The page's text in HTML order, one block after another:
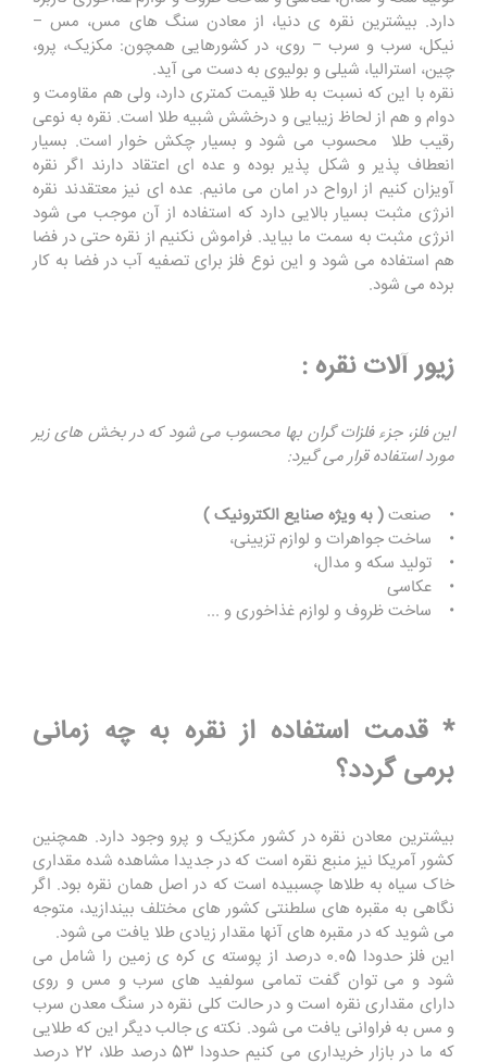
دارد. بیشترین نقره ی دنیا، از معادن سنگ های مس، مس –
نیکل، سرب و سرب – روی، در کشورهایی همچون: مکزیک، پرو،
چین، استرالیا، شیلی و بولیوی به دست می آید.
نقره با این که نسبت به طلا قیمت کمتری دارد، ولی هم مقاومت و
دوام و هم از لحاظ زیبایی و درخشش شبیه طلا است. نقره به نوعی
رقیب طلا محسوب می شود و بسیار چکش خوار است. بسیار
انعطاف پذیر و شکل پذیر بوده و عده ای اعتقاد دارند اگر نقره
آویزان کنیم از ارواح در امان می مانیم. عده ای نیز معتقدند نقره
انرژی مثبت بسیار بالایی دارد که استفاده از آن موجب می شود
انرژی مثبت به سمت ما بیاید. فراموش نکنیم از نقره حتی در فضا
هم استفاده می شود و این نوع فلز برای تصفیه آب در فضا به کار
برده می شود.
زیور آلات نقره :
این فلز، جزء فلزات گران بها محسوب می شود که در بخش های زیر
مورد استفاده قرار می گیرد:
• صنعت( به ویژه صنایع الکترونیک )
• ساخت جواهرات و لوازم تزیینی،
• تولید سکه و مدال،
• عکاسی
• ساخت ظروف و لوازم غذاخوری و ...
* قدمت استفاده از نقره به چه زمانی
برمی گردد؟
بیشترین معادن نقره در کشور مکزیک و پرو وجود دارد. همچنین
کشور آمریکا نیز منبع نقره است که در جدیدا مشاهده شده مقداری
خاک سیاه به طلاها چسبیده است که در اصل همان نقره بود. اگر
نگاهی به مقبره های سلطنتی کشور های مختلف بیندازید، متوجه
می شوید که در مقبره های آنها مقدار زیادی طلا یافت می شود.
این فلز حدودا 0.05 درصد از پوسته ی کره ی زمین را شامل می
شود و می توان گفت تمامی سولفید های سرب و مس و روی
دارای مقداری نقره است و در حالت کلی نقره در سنگ معدن سرب
و مس به فراوانی یافت می شود. نکته ی جالب دیگر این که طلایی
که ما در بازار خریداری می کنیم حدودا 53 درصد طلا، 22 درصد